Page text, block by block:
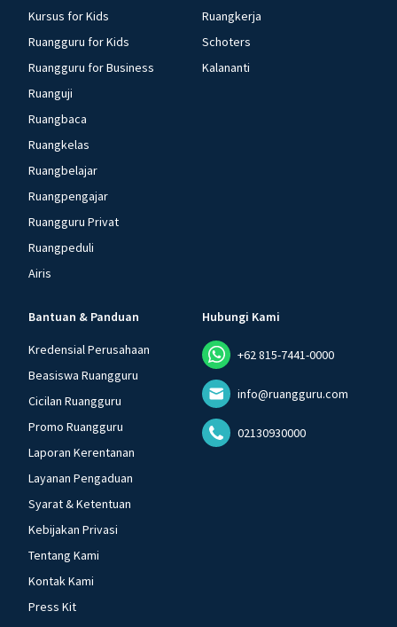
Kursus for Kids
Ruangguru for Kids
Ruangguru for Business
Ruanguji
Ruangbaca
Ruangkelas
Ruangbelajar
Ruangpengajar
Ruangguru Privat
Ruangpeduli
Airis
Ruangkerja
Schoters
Kalananti
Bantuan & Panduan
Kredensial Perusahaan
Beasiswa Ruangguru
Cicilan Ruangguru
Promo Ruangguru
Laporan Kerentanan
Layanan Pengaduan
Syarat & Ketentuan
Kebijakan Privasi
Tentang Kami
Kontak Kami
Press Kit
Hubungi Kami
+62 815-7441-0000
info@ruangguru.com
02130930000